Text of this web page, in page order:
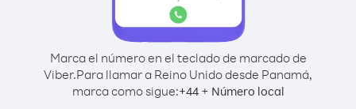
Marca el número en el teclado de marcado de
Viber.Para llamar a Reino Unido desde Panamá,
marca como sigue:+44+ Número local